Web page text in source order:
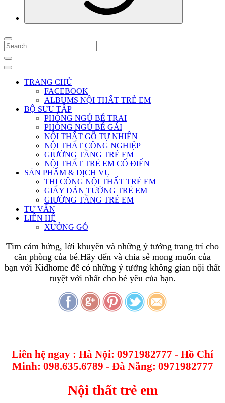
TRANG CHỦ
FACEBOOK
ALBUMS NỘI THẤT TRẺ EM
BỘ SƯU TẬP
PHÒNG NGỦ BÉ TRAI
PHÒNG NGỦ BÉ GÁI
NỘI THẤT GỖ TỰ NHIÊN
NỘI THẤT CÔNG NGHIỆP
GIƯỜNG TẦNG TRẺ EM
NỘI THẤT TRẺ EM CỔ ĐIỂN
SẢN PHẨM & DỊCH VỤ
THI CÔNG NỘI THẤT TRẺ EM
GIẤY DÁN TƯỜNG TRẺ EM
GIƯỜNG TẦNG TRẺ EM
TƯ VẤN
LIÊN HỆ
XƯỞNG GỖ
Tìm cảm hứng, lời khuyên và những ý tưởng trang trí cho
căn phòng của bé.Hãy đến và chia sẻ mong muốn của
bạn với Kidhome để có những ý tưởng không gian nội thất
tuyệt với nhất cho bé yêu của bạn.
Liên hệ ngay : Hà Nội: 0971982777 - Hồ Chí
Minh: 098.635.6789 - Đà Nẵng: 0971982777
Nội thất trẻ em